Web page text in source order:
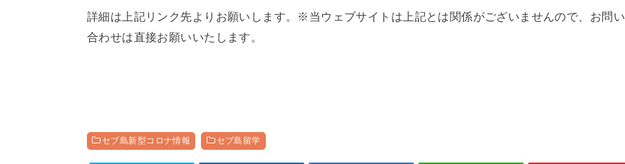
詳細は上記リンク先よりお願いします。※当ウェブサイトは上記とは関係がございませんので、お問い
合わせは直接お願いいたします。
セブ島新型コロナ情報 セブ島留学